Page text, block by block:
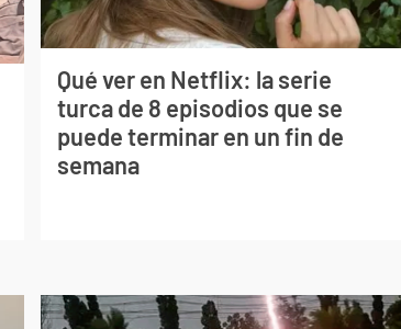
Qué ver en Netflix: la serie
turca de 8 episodios que se
puede terminar en un fin de
semana